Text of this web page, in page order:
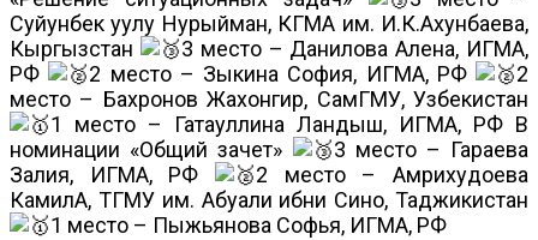
Суйунбек уулу Нурыйман, КГМА им. И.К.Ахунбаева,
Кыргызстан
3 место – Данилова Алена, ИГМА,
РФ
2 место – Зыкина София, ИГМА, РФ
2
место – Бахронов Жахонгир, СамГМУ, Узбекистан
1 место – Гатауллина Ландыш, ИГМА, РФ В
номинации «Общий зачет»
3 место – Гараева
Залия, ИГМА, РФ
2 место – Амрихудоева
КамилА, ТГМУ им. Абуали ибни Сино, Таджикистан
1 место – Пыжьянова Софья, ИГМА, РФ